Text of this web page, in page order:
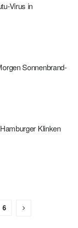
Virus in
Sonnenbrand-
Klinken
6